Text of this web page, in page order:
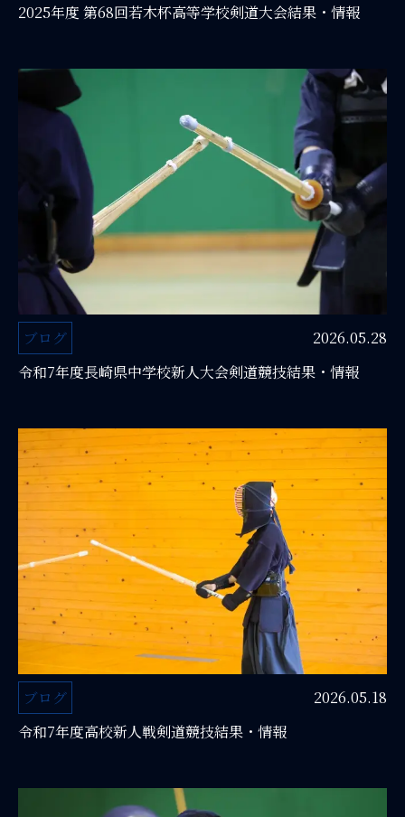
2025年度 第68回若木杯高等学校剣道大会結果・情報
ブログ
2026.05.28
令和7年度長崎県中学校新人大会剣道競技結果・情報
ブログ
2026.05.18
令和7年度高校新人戦剣道競技結果・情報